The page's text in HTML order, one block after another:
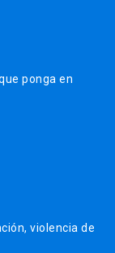
ponga en
violencia de